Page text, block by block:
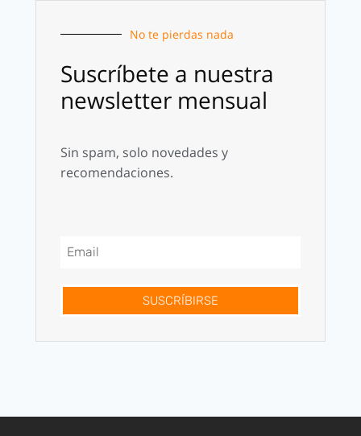
No te pierdas nada
Suscríbete a nuestra
newsletter mensual
Sin spam, solo novedades y
recomendaciones.
SUSCRÍBIRSE